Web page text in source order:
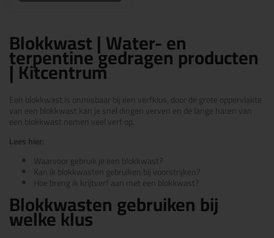
Blokkwast | Water- en
terpentine gedragen producten
| Kitcentrum
Een blokkwast is onmisbaar bij een verfklus, door de grote oppervlakte
van een blokkwast kan je snel dingen verven en de lange haren van
een blokkwast nemen veel verf op.
Lees hier:
Waarvoor gebruik je een blokkwast?
Kan ik blokkwasten gebruiken bij voorstrijken?
Hoe breng ik krijtverf aan met een blokkwast?
Blokkwasten gebruiken bij
welke klus